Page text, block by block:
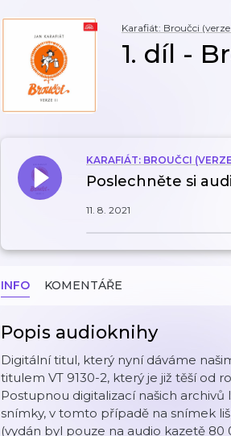
Karafiát: Broučci (verze
1. díl -
KARAFIÁT: BROUČCI
Poslechněte si
11. 8. 2021
INFO KOMENTÁŘE
Popis audioknihy
Digitální titul, který nyní dáváme
titulem VT 9130-2, který je již těší od
Postupnou digitalizací našich
snímky, v tomto případě na snímek
(vydán byl pouze na audio kazetě